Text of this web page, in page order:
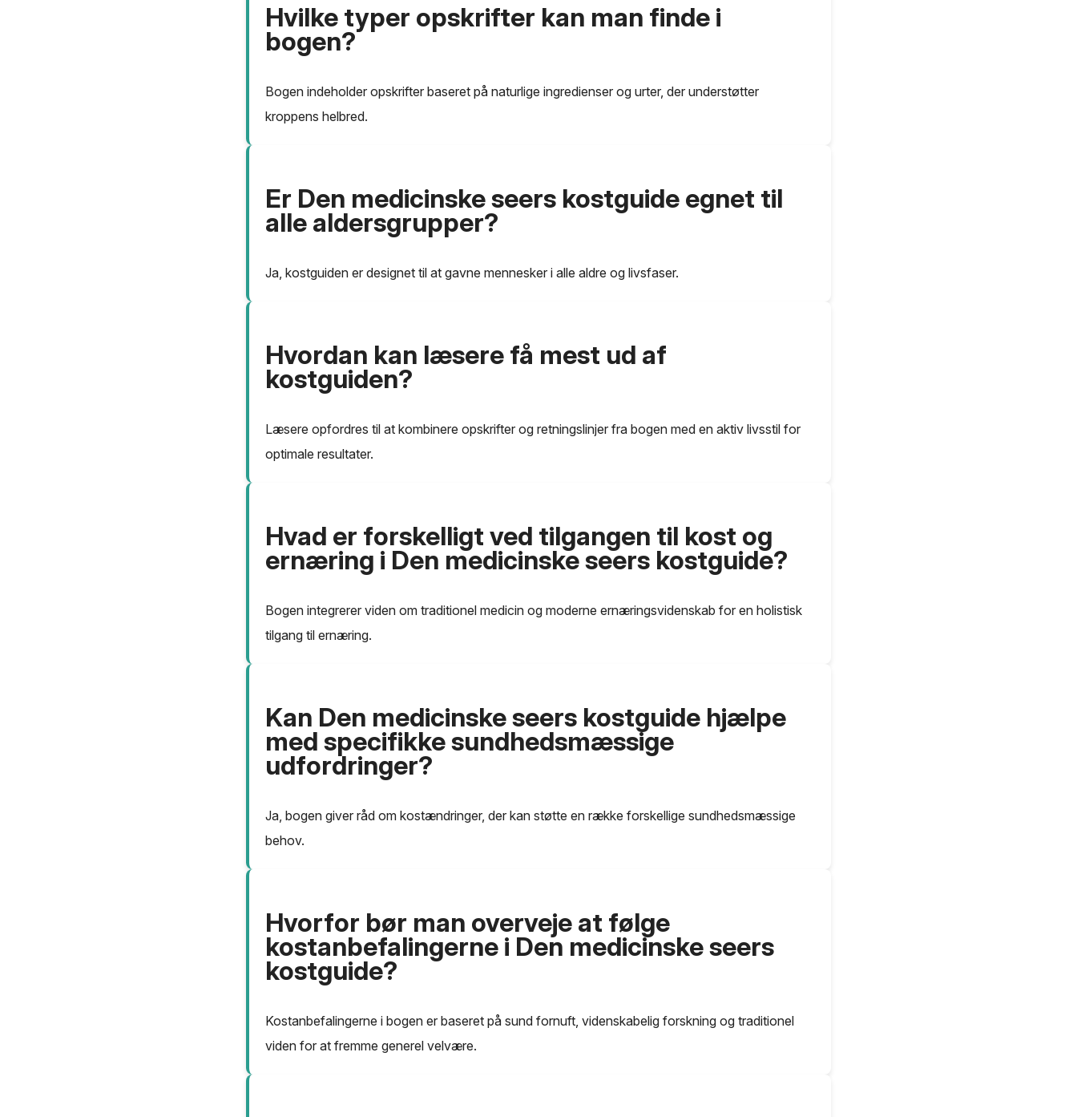
Hvilke typer opskrifter kan man finde i
bogen?
Bogen indeholder opskrifter baseret på naturlige ingredienser og urter, der understøtter
kroppens helbred.
Er Den medicinske seers kostguide egnet til
alle aldersgrupper?
Ja, kostguiden er designet til at gavne mennesker i alle aldre og livsfaser.
Hvordan kan læsere få mest ud af
kostguiden?
Læsere opfordres til at kombinere opskrifter og retningslinjer fra bogen med en aktiv livsstil for
optimale resultater.
Hvad er forskelligt ved tilgangen til kost og
ernæring i Den medicinske seers kostguide?
Bogen integrerer viden om traditionel medicin og moderne ernæringsvidenskab for en holistisk
tilgang til ernæring.
Kan Den medicinske seers kostguide hjælpe
med specifikke sundhedsmæssige
udfordringer?
Ja, bogen giver råd om kostændringer, der kan støtte en række forskellige sundhedsmæssige
behov.
Hvorfor bør man overveje at følge
kostanbefalingerne i Den medicinske seers
kostguide?
Kostanbefalingerne i bogen er baseret på sund fornuft, videnskabelig forskning og traditionel
viden for at fremme generel velvære.